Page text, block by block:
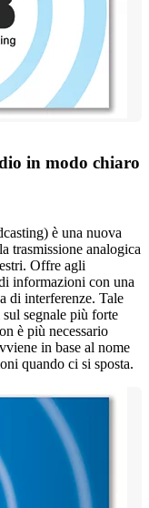
in modo chiaro
è una nuova
trasmissione analogica
Offre agli
informazioni con una
di interferenze. Tale
segnale più forte
è più necessario
in base al nome
quando ci si sposta.